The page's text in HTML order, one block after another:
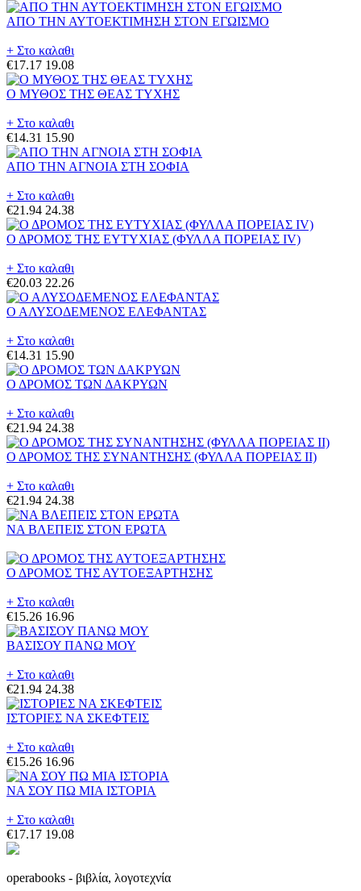
ΑΠΟ ΤΗΝ ΑΥΤΟΕΚΤΙΜΗΣΗ ΣΤΟΝ ΕΓΩΙΣΜΟ
+ Στο καλαθι
€17.17 19.08
Ο ΜΥΘΟΣ ΤΗΣ ΘΕΑΣ ΤΥΧΗΣ
+ Στο καλαθι
€14.31 15.90
ΑΠΟ ΤΗΝ ΑΓΝΟΙΑ ΣΤΗ ΣΟΦΙΑ
+ Στο καλαθι
€21.94 24.38
Ο ΔΡΟΜΟΣ ΤΗΣ ΕΥΤΥΧΙΑΣ (ΦΥΛΛΑ ΠΟΡΕΙΑΣ IV)
+ Στο καλαθι
€20.03 22.26
Ο ΑΛΥΣΟΔΕΜΕΝΟΣ ΕΛΕΦΑΝΤΑΣ
+ Στο καλαθι
€14.31 15.90
Ο ΔΡΟΜΟΣ ΤΩΝ ΔΑΚΡΥΩΝ
+ Στο καλαθι
€21.94 24.38
Ο ΔΡΟΜΟΣ ΤΗΣ ΣΥΝΑΝΤΗΣΗΣ (ΦΥΛΛΑ ΠΟΡΕΙΑΣ II)
+ Στο καλαθι
€21.94 24.38
ΝΑ ΒΛΕΠΕΙΣ ΣΤΟΝ ΕΡΩΤΑ
Ο ΔΡΟΜΟΣ ΤΗΣ ΑΥΤΟΕΞΑΡΤΗΣΗΣ
+ Στο καλαθι
€15.26 16.96
ΒΑΣΙΣΟΥ ΠΑΝΩ ΜΟΥ
+ Στο καλαθι
€21.94 24.38
ΙΣΤΟΡΙΕΣ ΝΑ ΣΚΕΦΤΕΙΣ
+ Στο καλαθι
€15.26 16.96
ΝΑ ΣΟΥ ΠΩ ΜΙΑ ΙΣΤΟΡΙΑ
+ Στο καλαθι
€17.17 19.08
operabooks - βιβλία, λογοτεχνία